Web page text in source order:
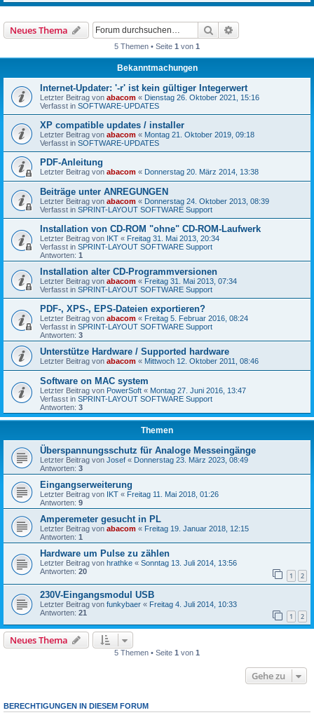
Neues Thema Suche
5 Themen • Seite 1 von 1
Bekanntmachungen
Internet-Updater: '-r' ist kein gültiger Integerwert
Letzter Beitrag von abacom « Dienstag 26. Oktober 2021, 15:16
Verfasst in SOFTWARE-UPDATES
XP compatible updates / installer
Letzter Beitrag von abacom « Montag 21. Oktober 2019, 09:18
Verfasst in SOFTWARE-UPDATES
PDF-Anleitung
Letzter Beitrag von abacom « Donnerstag 20. März 2014, 13:38
Beiträge unter ANREGUNGEN
Letzter Beitrag von abacom « Donnerstag 24. Oktober 2013, 08:39
Verfasst in SPRINT-LAYOUT SOFTWARE Support
Installation von CD-ROM "ohne" CD-ROM-Laufwerk
Letzter Beitrag von IKT « Freitag 31. Mai 2013, 20:34
Verfasst in SPRINT-LAYOUT SOFTWARE Support
Antworten: 1
Installation alter CD-Programmversionen
Letzter Beitrag von abacom « Freitag 31. Mai 2013, 07:34
Verfasst in SPRINT-LAYOUT SOFTWARE Support
PDF-, XPS-, EPS-Dateien exportieren?
Letzter Beitrag von abacom « Freitag 5. Februar 2016, 08:24
Verfasst in SPRINT-LAYOUT SOFTWARE Support
Antworten: 3
Unterstütze Hardware / Supported hardware
Letzter Beitrag von abacom « Mittwoch 12. Oktober 2011, 08:46
Software on MAC system
Letzter Beitrag von PowerSoft « Montag 27. Juni 2016, 13:47
Verfasst in SPRINT-LAYOUT SOFTWARE Support
Antworten: 3
Themen
Überspannungsschutz für Analoge Messeingänge
Letzter Beitrag von Josef « Donnerstag 23. März 2023, 08:49
Antworten: 3
Eingangserweiterung
Letzter Beitrag von IKT « Freitag 11. Mai 2018, 01:26
Antworten: 9
Amperemeter gesucht in PL
Letzter Beitrag von abacom « Freitag 19. Januar 2018, 12:15
Antworten: 1
Hardware um Pulse zu zählen
Letzter Beitrag von hrathke « Sonntag 13. Juli 2014, 13:56
Antworten: 20 1 2
230V-Eingangsmodul USB
Letzter Beitrag von funkybaer « Freitag 4. Juli 2014, 10:33
Antworten: 21 1 2
Neues Thema
5 Themen • Seite 1 von 1
Gehe zu
BERECHTIGUNGEN IN DIESEM FORUM